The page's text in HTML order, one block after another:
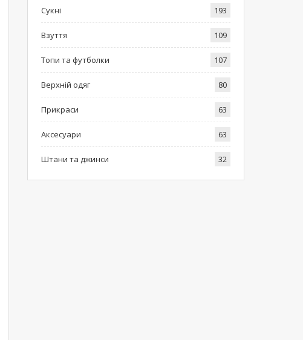
Сукні 193
Взуття 109
Топи та футболки 107
Верхній одяг 80
Прикраси 63
Аксесуари 63
Штани та джинси 32